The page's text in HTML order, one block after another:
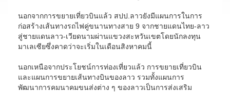
นอกจากการขยายเที่ยวบินแล้ว สปป.ลาวยังมีแผนการในการ
ก่อสร้างเส้นทางรถไฟคู่ขนานทางสาย 9 จากชายแดนไทย-ลาว
สู่ชายแดนลาว-เวียดนามผ่านแขวงสะหวันเขตโดยนักลงทุน
มาเลเซียซึ่งคาดว่าจะเริ่มในเดือนสิงหาคมนี้
นอกเหนือจากประโยชน์การท่องเที่ยวแล้ว การขยายเที่ยวบิน
และแผนการขยายเส้นทางบินของลาว รวมทั้งแผนการ
พัฒนาการคมนาคมขนส่งต่าง ๆ ของลาวเป็นการส่งเสริม